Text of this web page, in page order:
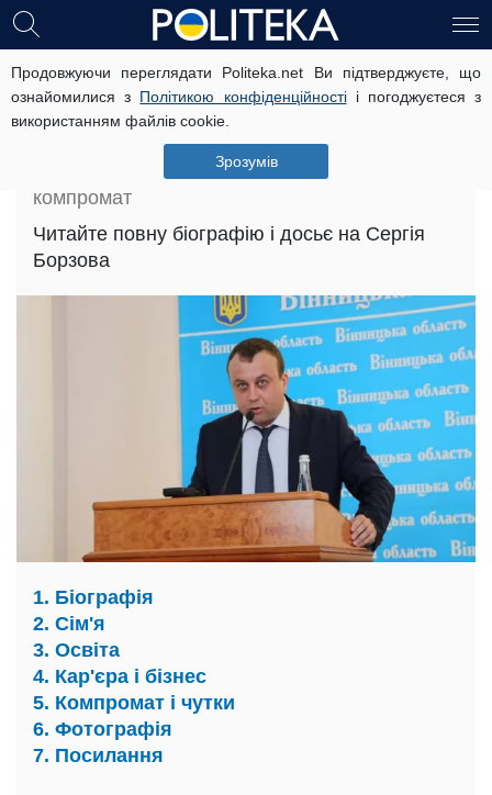
Продовжуючи переглядати Politeka.net Ви підтверджуєте, що
ознайомилися з Політикою конфіденційностіі погоджуєтеся з
використанням файлів cookie.
Зрозумів
Борзов Сергій Сергійович: досьє,
біографія і компромат
Досьє
Борзов Сергій Сергійович: досьє, біографія і
компромат
Читайте повну біографію і досьє на Сергія
Борзова
1. Біографія
2. Сім'я
3. Освіта
4. Кар'єра і бізнес
5. Компромат і чутки
6. Фотографія
7. Посилання